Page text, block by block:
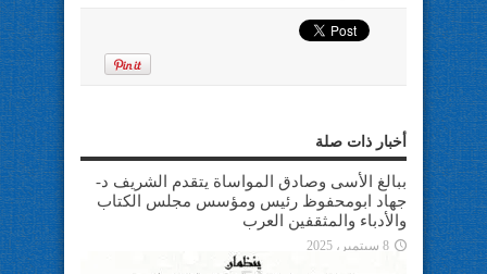
أخبار ذات صلة
ببالغ الأسى وصادق المواساة يتقدم الشريف د-
جهاد ابومحفوظ رئيس ومؤسس مجلس الكتاب
والأدباء والمثقفين العرب
8 سبتمبر، 2025